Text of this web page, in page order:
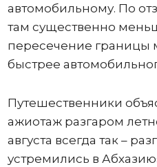
автомобильному. По
там существенно
пересечение границы
быстрее
Путешественники
ажиотаж разгаром
августа всегда так –
устремились в